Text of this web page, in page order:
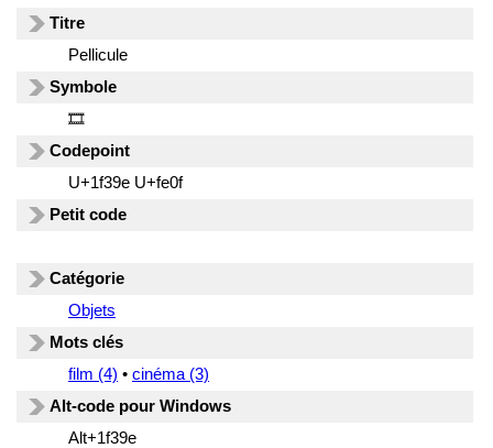
Titre
Pellicule
Symbole
🎞️
Codepoint
U+1f39e U+fe0f
Petit code
Catégorie
Objets
Mots clés
film (4) • cinéma (3)
Alt-code pour Windows
Alt+1f39e